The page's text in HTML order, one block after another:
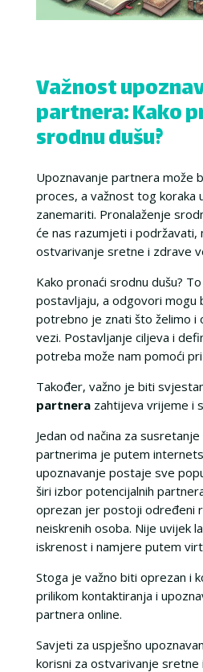
Važnost
partnera: Kako
srodnu dušu?
Upoznavanje partnera može
proces, a važnost tog koraka
zanemariti. Pronalaženje
će nas razumjeti i podržavati,
ostvarivanje sretne i zdrave
Kako pronaći srodnu dušu?
postavljaju, a odgovori mogu
potrebno je znati što želimo i
vezi. Postavljanje ciljeva i
potreba može nam pomoći
Također, važno je biti
partnerazahtijeva vrijeme i
Jedan od načina za
partnerima je putem
upoznavanje postaje sve
širi izbor potencijalnih
oprezan jer postoji određeni
neiskrenih osoba. Nije uvijek
iskrenost i namjere putem
Stoga je važno biti oprezan i
prilikom kontaktiranja i
partnera online.
Savjeti za uspješno
korisni za ostvarivanje sretne